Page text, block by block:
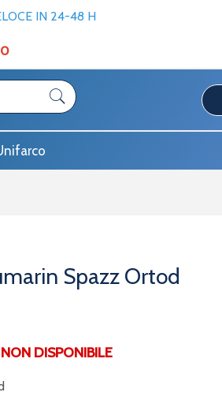
IN 24-48 H
Spazz Ortod
DISPONIBILE